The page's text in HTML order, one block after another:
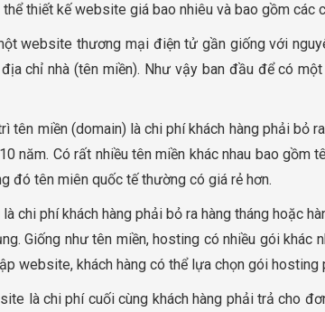
thiết kế website giá bao nhiêu và bao gồm các
website thương mại điện tử gần giống với
chỉ nhà (tên miền). Như vậy ban đầu để có
tên miền (domain) là chi phí khách hàng phải
năm. Có rất nhiều tên miền khác nhau bao gồm
đó tên miên quốc tế thường có giá rẻ hơn.
chi phí khách hàng phải bỏ ra hàng tháng hoặc
Giống như tên miền, hosting có nhiều gói khác
website, khách hàng có thể lựa chọn gói hosting
là chi phí cuối cùng khách hàng phải trả cho